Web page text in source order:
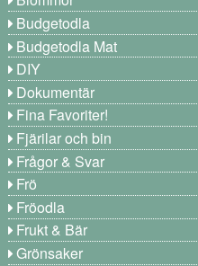
Budgetodla
Budgetodla Mat
DIY
Dokumentär
Fina Favoriter!
Fjärilar och bin
Frågor & Svar
Frö
Fröodla
Frukt & Bär
Grönsaker